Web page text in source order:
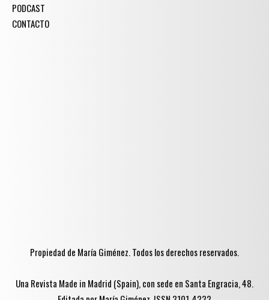
PODCAST
CONTACTO
Propiedad de María Giménez. Todos los derechos reservados.
Una Revista Made in Madrid (Spain), con sede en Santa Engracia, 48.